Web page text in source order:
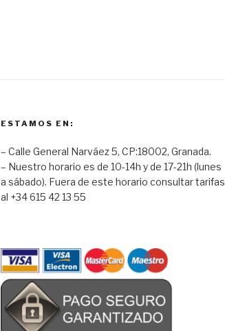
ESTAMOS EN:
– Calle General Narváez 5, CP:18002, Granada.
– Nuestro horario es de 10-14h y de 17-21h (lunes
a sábado). Fuera de este horario consultar tarifas
al +34 615 42 13 55